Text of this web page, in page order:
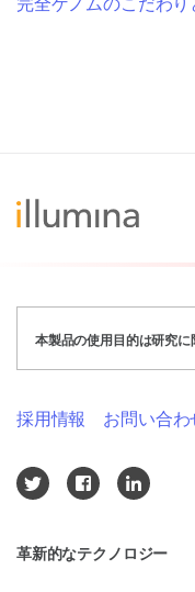
本製品の使用目的は研究に
革新的なテクノロジー
採用情報 お問い合わ